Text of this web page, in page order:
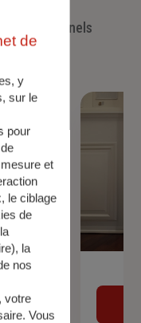
professionnels
de
y
sur le
pour
et
le ciblage
de
), la
nos
votre
Vous